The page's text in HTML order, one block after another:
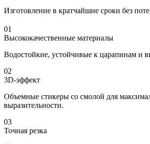
Изготовление в кратчайшие сроки без
01
Высококачественные материалы
Водостойкие, устойчивые к царапинам и
02
3D-эффект
Объемные стикеры со смолой для
выразительности.
03
Точная резка